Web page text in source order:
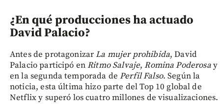
¿En qué producciones ha actuado
David Palacio?
Antes de protagonizarLa mujer prohibida, David
Palacio participó enRitmo Salvaje,Romina Poderosay
en la segunda temporada dePerfil Falso. Según la
noticia, esta última hizo parte del Top 10 global de
Netflix y superó los cuatro millones de visualizaciones.